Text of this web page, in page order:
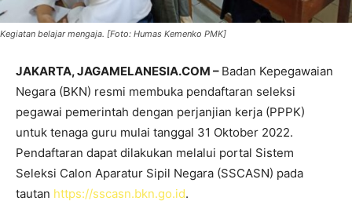
Kegiatan belajar mengaja. [Foto: Humas Kemenko PMK]
JAKARTA, JAGAMELANESIA.COM – Badan Kepegawaian
Negara (BKN) resmi membuka pendaftaran seleksi
pegawai pemerintah dengan perjanjian kerja (PPPK)
untuk tenaga guru mulai tanggal 31 Oktober 2022.
Pendaftaran dapat dilakukan melalui portal Sistem
Seleksi Calon Aparatur Sipil Negara (SSCASN) pada
tautan https://sscasn.bkn.go.id.